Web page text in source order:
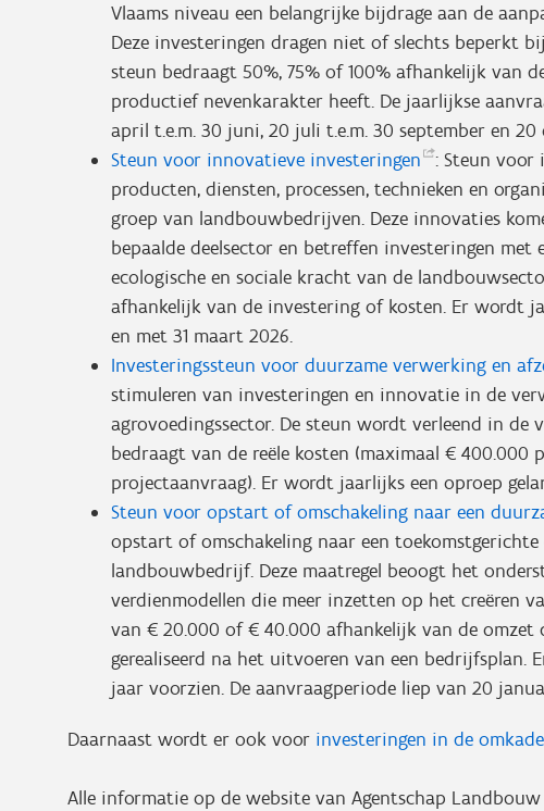
Vlaams niveau een belangrijke bijdrage aan de
Deze investeringen dragen niet of slechts beperkt
steun bedraagt 50%, 75% of 100% afhankelijk van
productief nevenkarakter heeft. De jaarlijkse
april t.e.m. 30 juni, 20 juli t.e.m. 30 september en 20
Steun voor innovatieve investeringen
: Steun voor
producten, diensten, processen, technieken en
groep van landbouwbedrijven. Deze innovaties
bepaalde deelsector en betreffen investeringen
ecologische en sociale kracht van de
afhankelijk van de investering of kosten. Er wordt
en met 31 maart 2026.
Investeringssteun voor duurzame verwerking en
stimuleren van investeringen en innovatie in de
agrovoedingssector. De steun wordt verleend in
bedraagt van de reële kosten (maximaal €
projectaanvraag). Er wordt jaarlijks een oproep
Steun voor opstart of omschakeling naar een
opstart of omschakeling naar een
landbouwbedrijf. Deze maatregel beoogt het
verdienmodellen die meer inzetten op het creëren
van € 20.000 of € 40.000 afhankelijk van de
gerealiseerd na het uitvoeren van een bedrijfsplan.
jaar voorzien. De aanvraagperiode liep van 20
Daarnaast wordt er ook voor investeringen in de
Alle informatie op de website van Agentschap Landbouw